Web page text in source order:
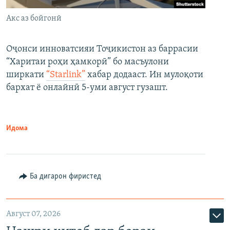
Акс аз бойгонӣ
Оҷонси инноватсияи Тоҷикистон аз баррасии
“Харитаи роҳи ҳамкорӣ” бо масъулони
ширкати “Starlink” хабар додааст. Ин мулоқоти
бархат ё онлайнӣ 5-уми август гузашт.
Идома
Ба дигарон фиристед
Август 07, 2026